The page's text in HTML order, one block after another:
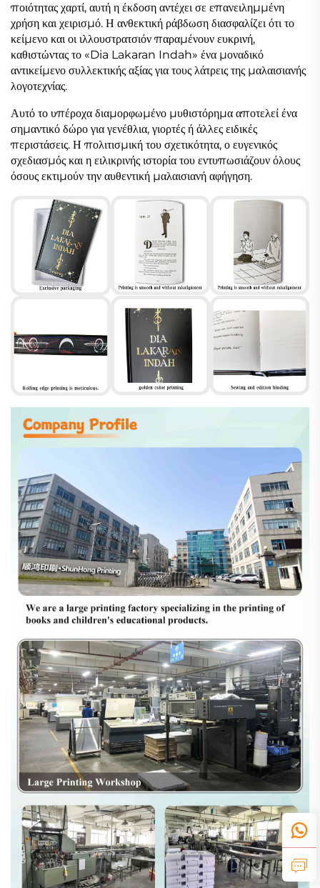
ποιότητας χαρτί, αυτή η έκδοση αντέχει σε επανειλημμένη
χρήση και χειρισμό. Η ανθεκτική ράβδωση διασφαλίζει ότι το
κείμενο και οι ιλλουστρατσιόν παραμένουν ευκρινή,
καθιστώντας το «Dia Lakaran Indah» ένα μοναδικό
αντικείμενο συλλεκτικής αξίας για τους λάτρεις της μαλαισιανής
λογοτεχνίας.
Αυτό το υπέροχα διαμορφωμένο μυθιστόρημα αποτελεί ένα
σημαντικό δώρο για γενέθλια, γιορτές ή άλλες ειδικές
περιστάσεις. Η πολιτισμική του σχετικότητα, ο ευγενικός
σχεδιασμός και η ειλικρινής ιστορία του εντυπωσιάζουν όλους
όσους εκτιμούν την αυθεντική μαλαισιανή αφήγηση.